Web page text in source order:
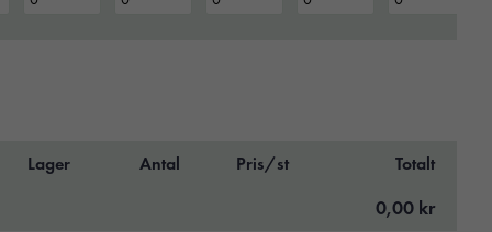
Lager Antal Pris/st Totalt
0,00 kr